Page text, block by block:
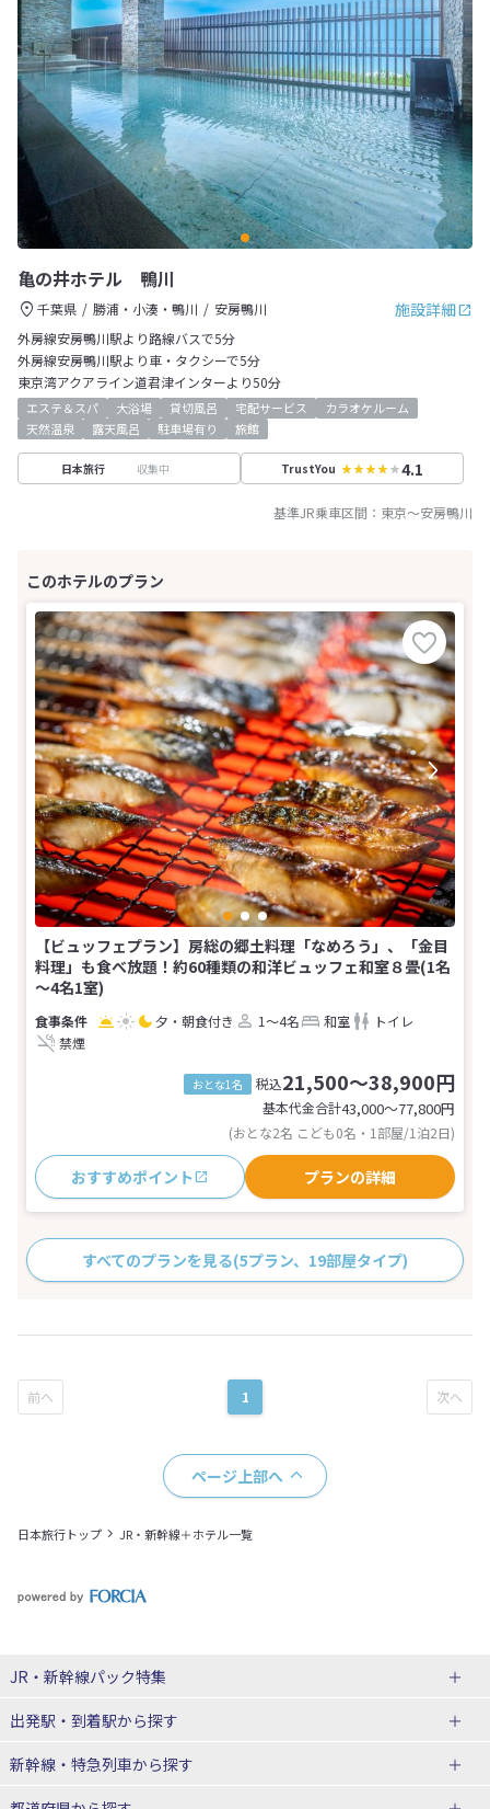
亀の井ホテル 鴨川
施設詳細
千葉県 勝浦・小湊・鴨川
安房鴨川
外房線安房鴨川駅より路線バスで5分
外房線安房鴨川駅より車・タクシーで5分
東京湾アクアライン道君津インターより50分
エステ＆スパ 大浴場 貸切風呂 宅配サービス
カラオケルーム
天然温泉
露天風呂 駐車場有り 旅館
日本旅行 収集中 TrustYou 4.1
基準JR乗車区間： 東京～安房鴨川
【ビュッフェプラン】房総の郷土料理「なめろう」、「金目
料理」も食べ放題！約60種類の和洋ビュッフェ和室８畳(1名
～4名1室)
夕・朝食付き 1～4名 和室
トイレ
禁煙
おとな1名 税込21,500～38,900円
基本代金合計43,000〜77,800円
(おとな2名 こども0名・1部屋/1泊2日)
おすすめポイント プランの詳細
すべてのプランを見る(5プラン、19部屋タイプ)
1
ページ上部へ
日本旅行トップ JR・新幹線＋ホテル一覧
JR・新幹線パック特集
JR・新幹線＋ホテルパック
出張パック
出発駅・到着駅から探す
秋田⇔東京 新幹線パック
新幹線・特急列車から探す